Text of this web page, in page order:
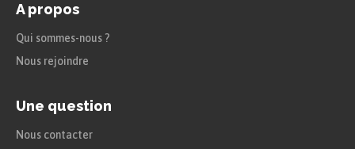
A propos
Qui sommes-nous ?
Nous rejoindre
Une question
Nous contacter